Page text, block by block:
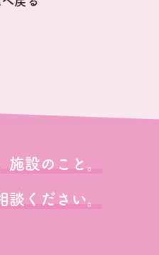
施設のこと。
談ください。